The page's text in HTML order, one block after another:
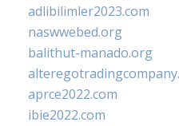
adlibilimler2023.com
naswwebed.org
balithut-manado.org
aprce2022.com
ibie2022.com